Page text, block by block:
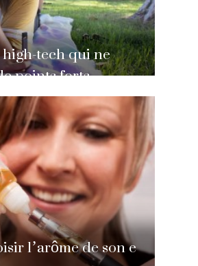
tech qui ne
points forts
l’arôme de son e